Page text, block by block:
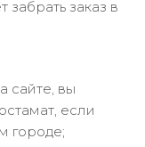
заказ в
сайте, вы
если
городе;